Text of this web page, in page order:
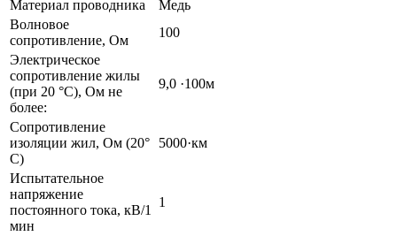
Материал проводника
Медь
Волновое
сопротивление, Ом
100
Электрическое
сопротивление жилы
(при 20 °С), Ом не
более:
9,0 ·100м
Сопротивление
изоляции жил, Ом (20°
С)
5000·км
Испытательное
напряжение
постоянного тока, кВ/1
мин
1